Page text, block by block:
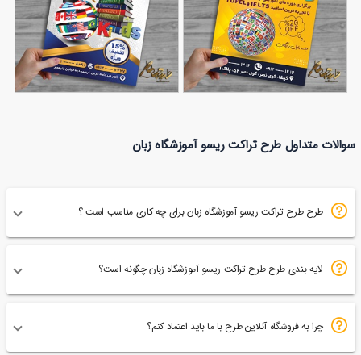
99
140
سوالات متداول طرح تراکت ریسو آموزشگاه زبان
طرح طرح تراکت ریسو آموزشگاه زبان برای چه کاری مناسب است ؟
لایه بندی طرح طرح تراکت ریسو آموزشگاه زبان چگونه است؟
چرا به فروشگاه آنلاین طرح با ما باید اعتماد کنم؟